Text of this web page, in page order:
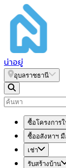
น่าอยู่
อุบลราชธานี
ซื้อโครงการ
ซื้ออสังหาฯ มื
เช่า
รับสร้างบ้าน